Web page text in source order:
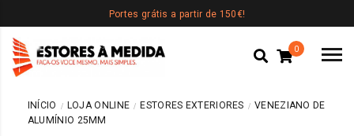
Portes grátis a partir de 150€!
0
INÍCIO LOJA ONLINE ESTORES EXTERIORES
VENEZIANO DE
ALUMÍNIO 25MM